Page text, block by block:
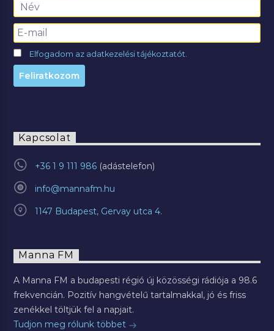
Elfogadom az adatkezelési tájékoztatót.
Kapcsolat
+36 1 9 111 986
info@mannafm.hu
1147 Budapest, Gervay utca 4.
Manna FM
A Manna FM a budapesti régió új közösségi rádiója a 98.6
frekvencián. Pozitív hangvételű tartalmakkal, jó és friss
zenékkel töltjük fel a napjait.
Tudjon meg rólunk többet